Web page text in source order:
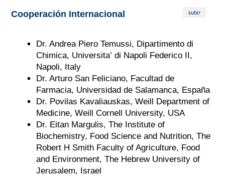
Cooperación Internacional subir
Dr. Andrea Piero Temussi, Dipartimento di
Chimica, Universita’ di Napoli Federico II,
Napoli, Italy
Dr. Arturo San Feliciano, Facultad de
Farmacia, Universidad de Salamanca, España
Dr. Povilas Kavaliauskas, Weill Department of
Medicine, Weill Cornell University, USA
Dr. Eitan Margulis, The Institute of
Biochemistry, Food Science and Nutrition, The
Robert H Smith Faculty of Agriculture, Food
and Environment, The Hebrew University of
Jerusalem, Israel